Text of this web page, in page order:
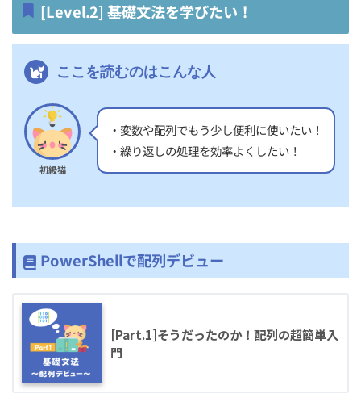
[Level.2] 基礎文法を学びたい！
ここを読むのはこんな人
初級猫
・変数や配列でもう少し便利に使いたい！
・繰り返しの処理を効率よくしたい！
PowerShellで配列デビュー
[Part.1]そうだったのか！配列の超簡単入
門